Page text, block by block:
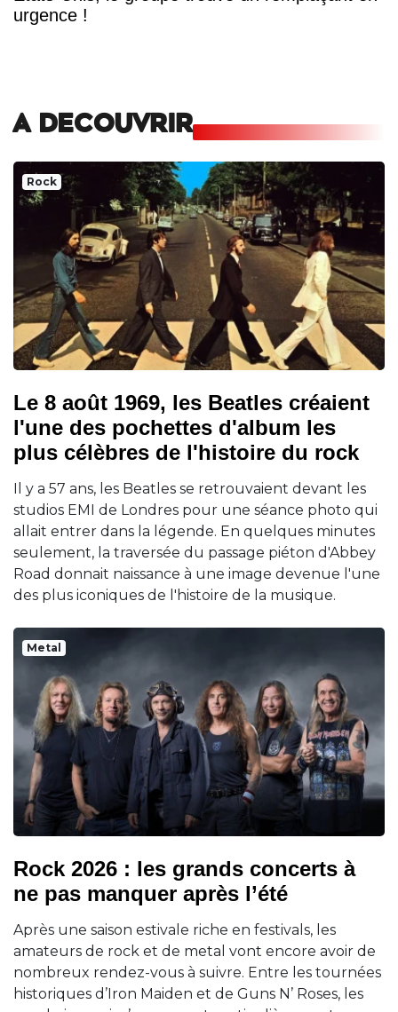
urgence !
A DECOUVRIR
Rock
Le 8 août 1969, les Beatles créaient
l'une des pochettes d'album les
plus célèbres de l'histoire du rock
Il y a 57 ans, les Beatles se retrouvaient devant les
studios EMI de Londres pour une séance photo qui
allait entrer dans la légende. En quelques minutes
seulement, la traversée du passage piéton d'Abbey
Road donnait naissance à une image devenue l'une
des plus iconiques de l'histoire de la musique.
Metal
Rock 2026 : les grands concerts à
ne pas manquer après l’été
Après une saison estivale riche en festivals, les
amateurs de rock et de metal vont encore avoir de
nombreux rendez-vous à suivre. Entre les tournées
historiques d’Iron Maiden et de Guns N’ Roses, les